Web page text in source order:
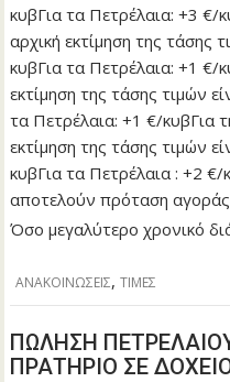
κυβΓια τα Πετρέλαια: +3
αρχική εκτίμηση της τάσης
κυβΓια τα Πετρέλαια: +1 €/
εκτίμηση της τάσης τιμών
τα Πετρέλαια: +1 €/κυβΓια
εκτίμηση της τάσης τιμών
κυβΓια τα Πετρέλαια : +2
αποτελούν πρόταση αγοράς
Όσο μεγαλύτερο χρονικό
ΑΝΑΚΟΙΝΩΣΕΙΣ,ΤΙΜΕΣ
ΠΩΛΗΣΗ
ΠΡΑΤΗΡΙΟ ΣΕ